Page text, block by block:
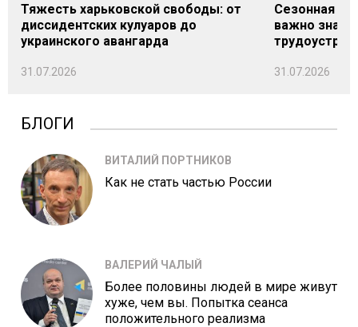
Тяжесть харьковской свободы: от
диссидентских кулуаров до
украинского авангарда
31.07.2026
Сезонная
важно знать
31.07.2026
БЛОГИ
ВИТАЛИЙ ПОРТНИКОВ
Как не стать частью России
ВАЛЕРИЙ ЧАЛЫЙ
Более половины людей в мире живут
хуже, чем вы. Попытка сеанса
положительного реализма